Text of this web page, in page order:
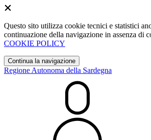
Questo sito utilizza cookie tecnici e statistici
continuazione della navigazione in assenza di
COOKIE POLICY
Continua la navigazione
Regione Autonoma della Sardegna